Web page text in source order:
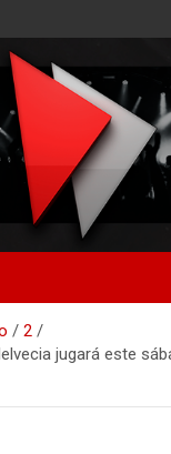
2
jugará este